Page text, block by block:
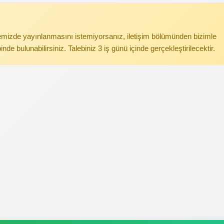
yayınlanmasını istemiyorsanız, iletişim bölümünden bizimle
bulunabilirsiniz. Talebiniz 3 iş günü içinde gerçekleştirilecektir.